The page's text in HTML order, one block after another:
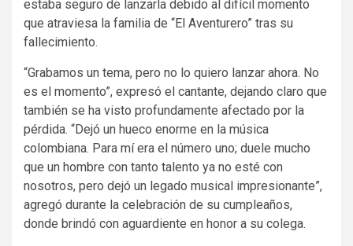
estaba seguro de lanzarla debido al difícil momento
que atraviesa la familia de “El Aventurero” tras su
fallecimiento.
“Grabamos un tema, pero no lo quiero lanzar ahora. No
es el momento”, expresó el cantante, dejando claro que
también se ha visto profundamente afectado por la
pérdida. “Dejó un hueco enorme en la música
colombiana. Para mí era el número uno; duele mucho
que un hombre con tanto talento ya no esté con
nosotros, pero dejó un legado musical impresionante”,
agregó durante la celebración de su cumpleaños,
donde brindó con aguardiente en honor a su colega.